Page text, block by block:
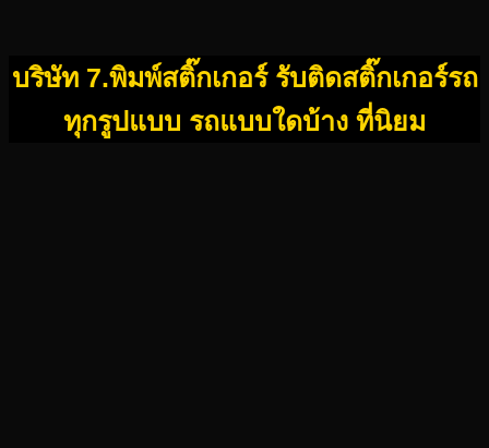
บริษัท 7.พิมพ์สติ๊กเกอร์ รับติดสติ๊กเกอร์รถ
ทุกรูปแบบ รถแบบใดบ้าง ที่นิยม